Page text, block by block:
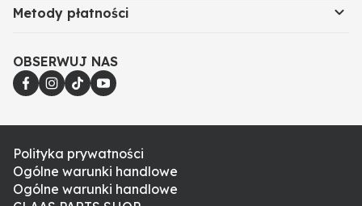
Metody płatności
OBSERWUJ NAS
Polityka prywatności
Ogólne warunki handlowe
Ogólne warunki handlowe